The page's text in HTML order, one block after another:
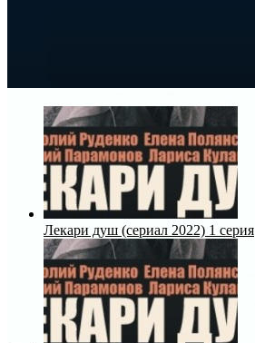
Лекари душ (сериал 2022) 1 серия